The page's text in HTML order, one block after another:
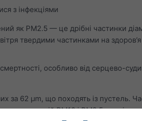
з інфекціями
як PM2.5 — це дрібні частинки
твердими частинками на
особливо від серцево-
за 62 μm, що походять із пустель.
PM10 і PM2.5 та всіх